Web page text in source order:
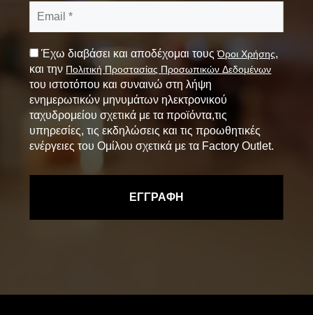
Έχω διαβάσει και αποδέχομαι τουςΌροι Χρήσης,
και την Πολιτική Προστασίας Προσωπικών Δεδομένων
του ιστοτόπου και συναινώ στη λήψη
ενημερωτικών μηνυμάτων ηλεκτρονικού
ταχυδρομείου σχετικά με τα προϊόντα,τις
υπηρεσίες, τις εκδηλώσεις και τις προωθητικές
ενέργειες του Ομίλου σχετικά με τα Factory Outlet.